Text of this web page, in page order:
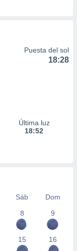
Puesta del sol
18:28
Última luz
18:52
Sáb
Dom
8
9
15 16